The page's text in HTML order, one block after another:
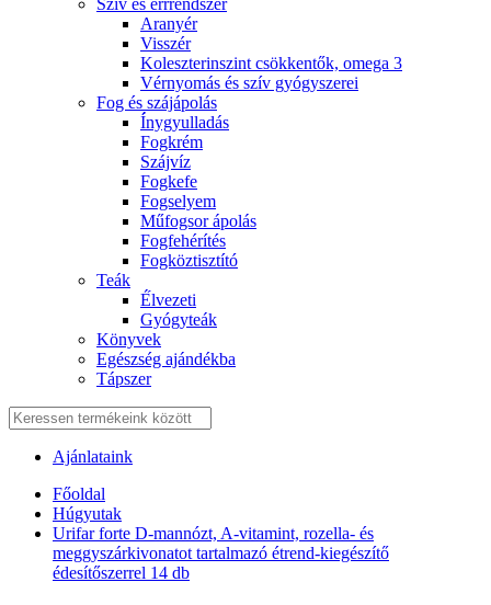
Szív és érrrendszer
Aranyér
Visszér
Koleszterinszint csökkentők, omega 3
Vérnyomás és szív gyógyszerei
Fog és szájápolás
Í́nygyulladás
Fogkrém
Szájvíz
Fogkefe
Fogselyem
Műfogsor ápolás
Fogfehérítés
Fogköztisztító
Teák
É́lvezeti
Gyógyteák
Könyvek
Egészség ajándékba
Tápszer
Ajánlataink
Főoldal
Húgyutak
Urifar forte D-mannózt, A-vitamint, rozella- és
meggyszárkivonatot tartalmazó étrend-kiegészítő
édesítőszerrel 14 db